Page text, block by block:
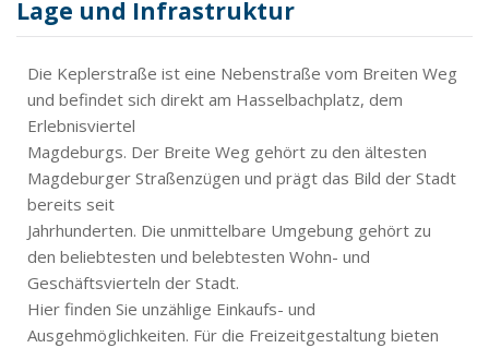
Lage und Infrastruktur
Die Keplerstraße ist eine Nebenstraße vom Breiten Weg
und befindet sich direkt am Hasselbachplatz, dem
Erlebnisviertel
Magdeburgs. Der Breite Weg gehört zu den ältesten
Magdeburger Straßenzügen und prägt das Bild der Stadt
bereits seit
Jahrhunderten. Die unmittelbare Umgebung gehört zu
den beliebtesten und belebtesten Wohn- und
Geschäftsvierteln der Stadt.
Hier finden Sie unzählige Einkaufs- und
Ausgehmöglichkeiten. Für die Freizeitgestaltung bieten